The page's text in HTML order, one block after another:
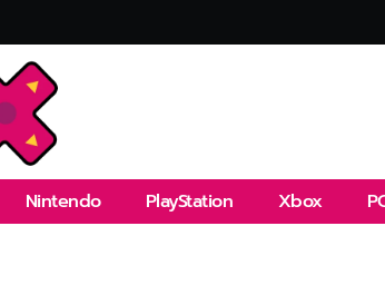
Nintendo PlayStation Xbox